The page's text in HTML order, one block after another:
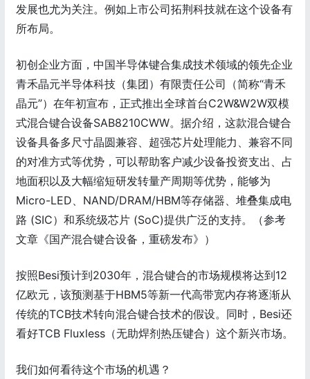
发展也尤为关注。例如上市公司拓荆科技就在这个设备有
所布局。
初创企业方面，中国半导体键合集成技术领域的领先企业
青禾晶元半导体科技（集团）有限责任公司（简称“青禾
晶元”）在年初宣布，正式推出全球首台C2W&W2W双模
式混合键合设备SAB8210CWW。据介绍，这款混合键合
设备具备多尺寸晶圆兼容、超强芯片处理能力、兼容不同
的对准方式等优势，可以帮助客户减少设备投资支出、占
地面积以及大幅缩短研发转量产周期等优势，能够为
Micro-LED、NAND/DRAM/HBM等存储器、堆叠集成电
路 (SIC）和系统级芯片 (SoC)提供广泛的支持。（参考
文章《国产混合键合设备，重磅发布》）
按照Besi预计到2030年，混合键合的市场规模将达到12
亿欧元，该预测基于HBM5等新一代高带宽内存将逐渐从
传统的TCB技术转向混合键合技术的假设。同时，Besi还
看好TCB Fluxless（无助焊剂热压键合）这个新兴市场。
我们如何看待这个市场的机遇？